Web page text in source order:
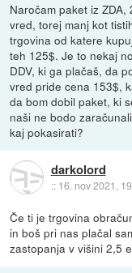
Naročam paket iz
vred, torej manj kot
trgovina od katere
teh 125$. Je to nekaj
DDV, ki ga plačaš, da
vred pride cena 153$,
da bom dobil paket, ki
naši ne bodo
kaj pokasirati?
darkolord
:: 16. nov 2021,
Če ti je trgovina
in boš pri nas plačal
zastopanja v višini 2,5